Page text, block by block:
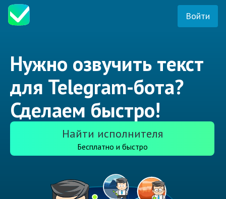
Войти
Нужно озвучить текст
для Telegram-бота?
Сделаем быстро!
Найти исполнителя
Бесплатно и быстро